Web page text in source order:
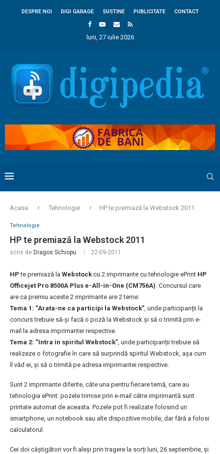
DESPRE NOI DIGI GARAGE SUSTINE PUBLICITATE CONTACT
luni, 27 iulie 2026
Acasa Tehnologie HP te premiază la Webstock 2011
Tehnologie
HP te premiază la Webstock 2011
scris de Dragos Schiopu 22-09-2011
HP te premiază la Webstock cu 2 imprimante cu tehnologie ePrint HP
Officejet Pro 8500A Plus e-All-in-One (CM756A). Concursul care
are ca premiu aceste 2 imprimante are 2 teme:
Tema 1: “Arata-ne ca participi la Webstock”, unde participanții la
concurs trebuie să-și facă o poză la Webstock și să o trimită prin e-
mail la adresa imprimantei respective.
Tema 2: “Intra in spiritul Webstock”, unde participanții trebuie să
realizeze o fotografie în care să surprindă spiritul Webstock, așa cum
îl văd ei, și să o trimită pe adresa imprimantei respective.
Sunt 2 imprimante diferite, câte una pentru fiecare temă, care au
tehnologia ePrint: pozele trimise prin e-mail către imprimantă sunt
printate automat de aceasta. Pozele pot fi realizate folosind un
smartphone, un notebook sau alte dispozitive mobile, dar fără a folosi
calculatorul.
Cei doi câștigători vor fi aleși prin tragere la sorți luni, 26 septembrie, și